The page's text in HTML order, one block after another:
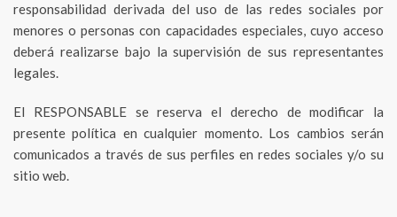
responsabilidad derivada del uso de las redes sociales por
menores o personas con capacidades especiales, cuyo acceso
deberá realizarse bajo la supervisión de sus representantes
legales.
El RESPONSABLE se reserva el derecho de modificar la
presente política en cualquier momento. Los cambios serán
comunicados a través de sus perfiles en redes sociales y/o su
sitio web.